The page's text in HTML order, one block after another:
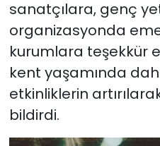
sanatçılara, genç
organizasyonda
kurumlara teşekkür
kent yaşamında
etkinliklerin
bildirdi.